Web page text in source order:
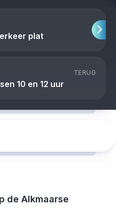
plat
TERUG
10 en 12 uur
de Alkmaarse